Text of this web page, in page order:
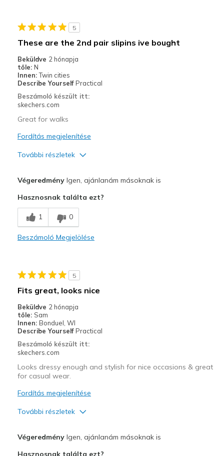
View On Shoes
Shoes are for Wearing
5
These are the 2nd pair slipins ive bought
Beküldve 2 hónapja
tőle: N
Innen: Twin cities
Describe Yourself Practical
Beszámoló készült itt:
skechers.com
Great for walks
Fordítás megjelenítése
További részletek
Legjobb használat
Exercise
View On Shoes
Shoes are for Wearing
VégeredményIgen, ajánlanám másoknak is
Hasznosnak találta ezt?
1 0
Beszámoló Megjelölése
5
Fits great, looks nice
Beküldve 2 hónapja
tőle: Sam
Innen: Bonduel, WI
Describe Yourself Practical
Beszámoló készült itt:
skechers.com
Looks dressy enough and stylish for nice occasions & great
for casual wear.
Fordítás megjelenítése
További részletek
VégeredményIgen, ajánlanám másoknak is
Hasznosnak találta ezt?